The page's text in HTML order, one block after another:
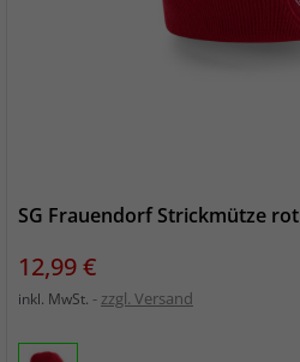
SG Frauendorf Strickmütze rot
Preis
12,99 €
inkl. MwSt. zzgl. Versand